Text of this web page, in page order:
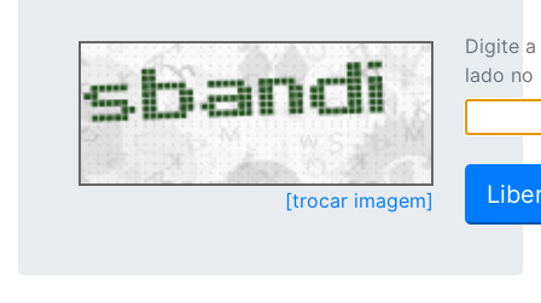
[trocar imagem]
Digite
lado no